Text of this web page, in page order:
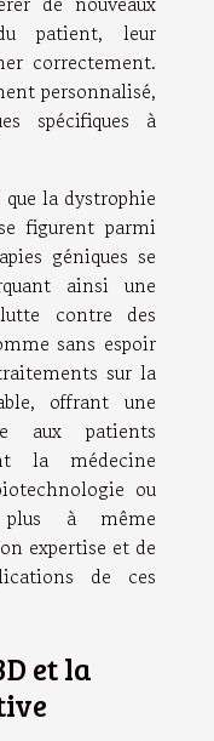
patient, leur
correctement.
personnalisé,
spécifiques à
la dystrophie
figurent parmi
géniques se
ainsi une
contre des
sans espoir
sur la
offrant une
aux patients
la médecine
ou
à même
expertise et de
de ces
et la